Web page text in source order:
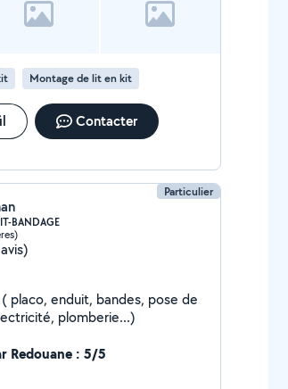
Montage de lit en kit
Contacter
Particulier
BANDAGE
placo, enduit, bandes, pose de
plomberie...)
Redouane : 5/5